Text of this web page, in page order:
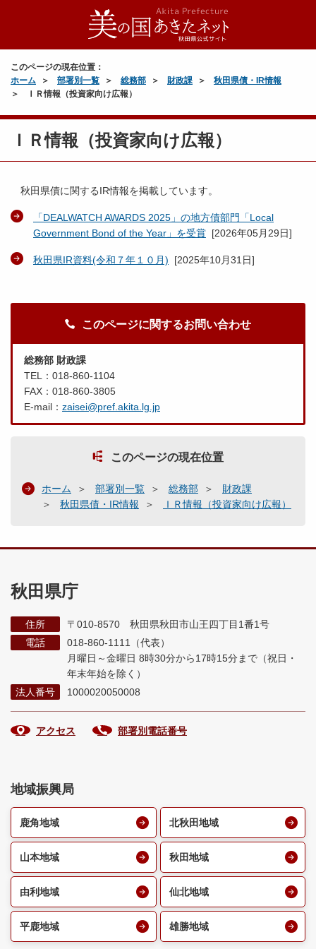
このページの現在位置：
ホーム
部署別一覧 総務部 財政課
秋田県債・IR情報
ＩＲ情報（投資家向け広報）
ＩＲ情報（投資家向け広報）
秋田県債に関するIR情報を掲載しています。
「DEALWATCH AWARDS 2025」の地方債部門「Local
Government Bond of the Year」を受賞 [2026年05月29日]
秋田県IR資料(令和７年１０月) [2025年10月31日]
このページに関するお問い合わせ
総務部 財政課
TEL：018-860-1104
FAX：018-860-3805
E-mail： zaisei@pref.akita.lg.jp
このページの現在位置
ホーム 部署別一覧 総務部
財政課
秋田県債・IR情報
ＩＲ情報（投資家向け広報）
秋田県庁
住所
〒010-8570 秋田県秋田市山王四丁目1番1号
電話
018-860-1111（代表）
月曜日～金曜日 8時30分から17時15分まで （祝日・
年末年始を除く）
法人番号
1000020050008
アクセス 部署別電話番号
地域振興局
鹿角地域 北秋田地域
山本地域 秋田地域
由利地域 仙北地域
平鹿地域 雄勝地域